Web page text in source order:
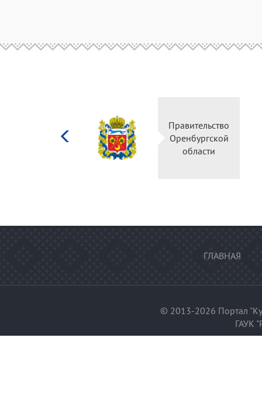
Правительство
Оренбургской
области
ГЛАВНАЯ
© 2013-2026 Портал
ГАУК